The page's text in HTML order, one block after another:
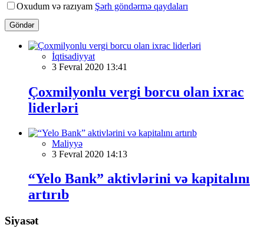
Oxudum və razıyam Şərh göndərmə qaydaları
Göndər
İqtisadiyyat
3 Fevral 2020 13:41
Çoxmilyonlu vergi borcu olan ixrac
liderləri
Maliyyə
3 Fevral 2020 14:13
“Yelo Bank” aktivlərini və kapitalını
artırıb
Siyasət